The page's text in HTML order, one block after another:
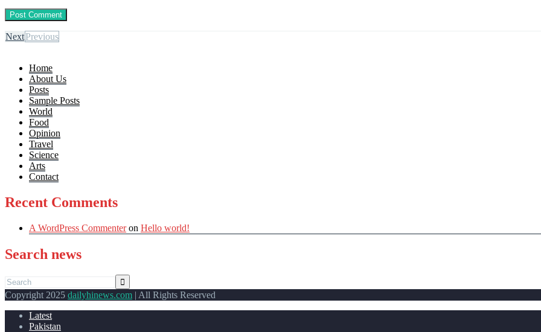
NextPrevious
Home
About Us
Posts
Sample Posts
World
Food
Opinion
Travel
Science
Arts
Contact
Recent Comments
A WordPress Commenteron Hello world!
Search news
Copyright 2025 dailyhinews.com | All Rights Reserved
Latest
Pakistan